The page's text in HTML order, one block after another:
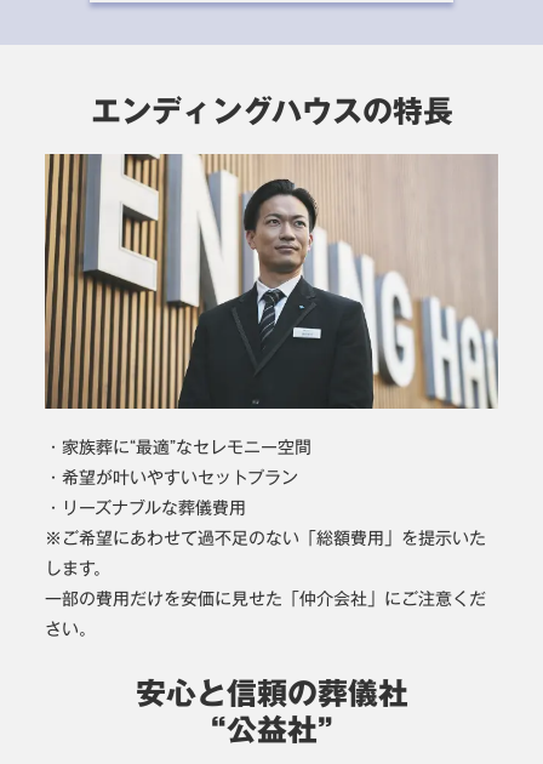
エンディングハウスの特長
・家族葬に“最適”なセレモニー空間
・希望が叶いやすいセットプラン
・リーズナブルな葬儀費用
※ご希望にあわせて過不足のない「総額費用」を提示いた
します。
一部の費用だけを安価に見せた「仲介会社」にご注意くだ
さい。
安心と信頼の葬儀社
“公益社”